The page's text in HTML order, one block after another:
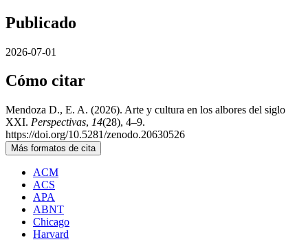
Publicado
2026-07-01
Cómo citar
Mendoza D., E. A. (2026). Arte y cultura en los albores del siglo
XXI. Perspectivas, 14(28), 4–9.
https://doi.org/10.5281/zenodo.20630526
Más formatos de cita
ACM
ACS
APA
ABNT
Chicago
Harvard